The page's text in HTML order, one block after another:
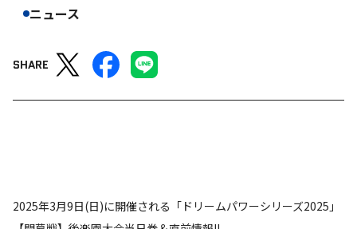
ニュース
SHARE
2025年3月9日(日)に開催される「ドリームパワーシリーズ2025」